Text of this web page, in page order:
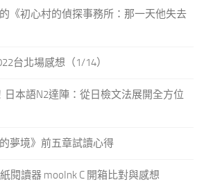
《初心村的偵探事務所：那一天他失去
台北場感想（1/14）
日本語N2達陣：從日檢文法展開全方位
夢境》前五章試讀心得
閱讀器 mooInk C 開箱比對與感想